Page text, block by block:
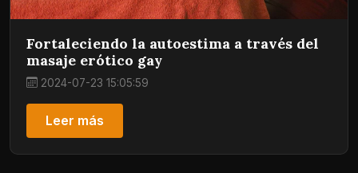
Fortaleciendo la autoestima a través del
masaje erótico gay
2024-07-23 15:05:59
Leer más